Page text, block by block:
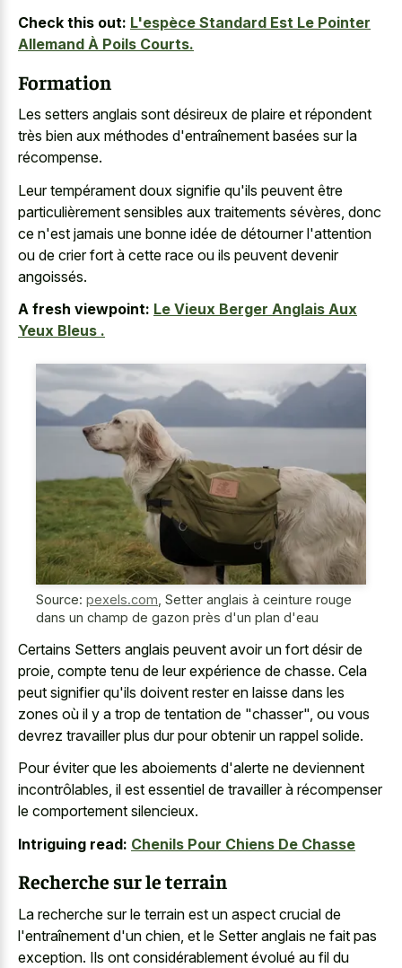
Check this out: L'espèce Standard Est Le Pointer
Allemand À Poils Courts.
Formation
Les setters anglais sont désireux de plaire et répondent
très bien aux méthodes d'entraînement basées sur la
récompense.
Leur tempérament doux signifie qu'ils peuvent être
particulièrement sensibles aux traitements sévères, donc
ce n'est jamais une bonne idée de détourner l'attention
ou de crier fort à cette race ou ils peuvent devenir
angoissés.
A fresh viewpoint: Le Vieux Berger Anglais Aux
Yeux Bleus .
Source: pexels.com Setter anglais à ceinture rouge
dans un champ de gazon près d'un plan d'eau
Certains Setters anglais peuvent avoir un fort désir de
proie, compte tenu de leur expérience de chasse. Cela
peut signifier qu'ils doivent rester en laisse dans les
zones où il y a trop de tentation de "chasser", ou vous
devrez travailler plus dur pour obtenir un rappel solide.
Pour éviter que les aboiements d'alerte ne deviennent
incontrôlables, il est essentiel de travailler à récompenser
le comportement silencieux.
Intriguing read: Chenils Pour Chiens De Chasse
Recherche sur le terrain
La recherche sur le terrain est un aspect crucial de
l'entraînement d'un chien, et le Setter anglais ne fait pas
exception. Ils ont considérablement évolué au fil du